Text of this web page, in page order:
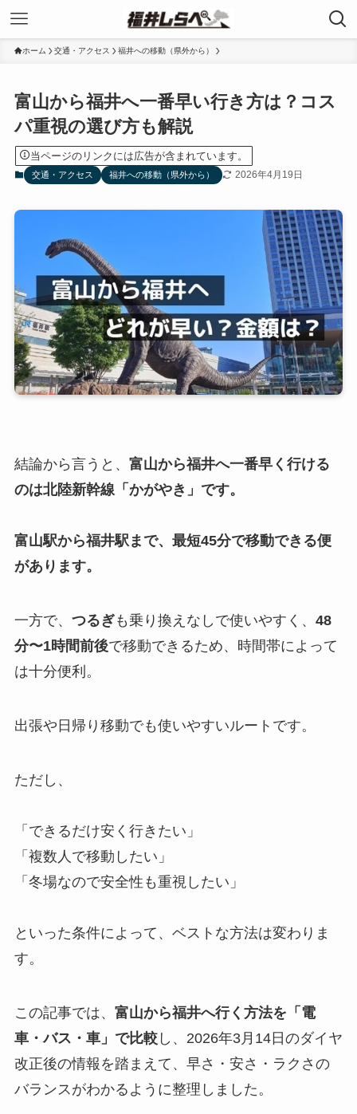
ホーム 交通・アクセス 福井への移動（県外から）
富山から福井へ一番早い行き方は？コス
パ重視の選び方も解説
当ページのリンクには広告が含まれています。
交通・アクセス 福井への移動（県外から） 2026年4月19日
結論から言うと、 富山から福井へ一番早く行ける
のは北陸新幹線「かがやき」です。
富山駅から福井駅まで、最短45分で移動できる便
があります。
一方で、 つるぎも乗り換えなしで使いやすく、 48
分〜1時間前後で移動できるため、時間帯によって
は十分便利。
出張や日帰り移動でも使いやすいルートです。
ただし、
「できるだけ安く行きたい」
「複数人で移動したい」
「冬場なので安全性も重視したい」
といった条件によって、ベストな方法は変わりま
す。
この記事では、 富山から福井へ行く方法を「電
車・バス・車」で比較し、2026年3月14日のダイヤ
改正後の情報を踏まえて、早さ・安さ・ラクさの
バランスがわかるように整理しました。